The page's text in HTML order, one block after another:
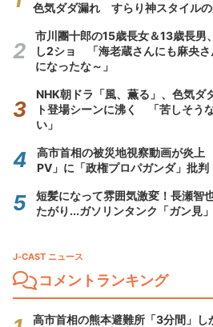
色気ダダ漏れ すらり神スタイル
市川團十郎の15歳長女＆13歳長男
し2ショ 「海老蔵さんにも麻央さ
になったな～」
NHK朝ドラ「風、薫る」、色気ダ
ト登場シーンに沸く 「苦しそう
い」
高市首相の被災地視察動画が炎
PV」に「政権プロパガンダ」批判
短髪になって雰囲気激変！長瀬智
たがり...ガソリンタンク「ガン見
J-CAST ニュース
コメントランキング
高市首相の熊本避難所「3分間」